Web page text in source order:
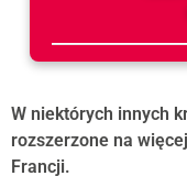
W niektórych innych
rozszerzone na
Francji.